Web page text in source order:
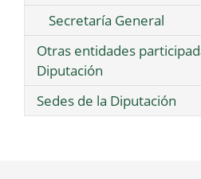
Secretaría General
Otras entidades
Diputación
Sedes de la Diputación